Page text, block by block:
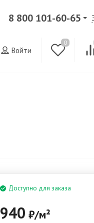
8 800 101-60-65
Войти
0
Доступно для заказа
940 ₽/м²